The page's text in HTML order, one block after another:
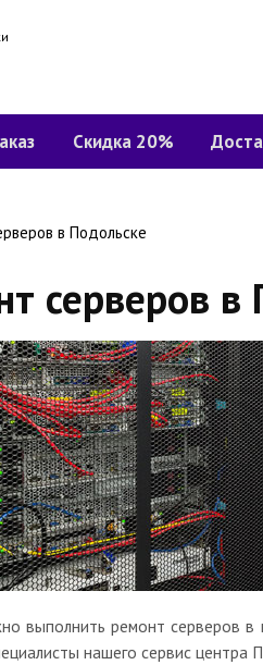
Скидка 20%
в Подольске
серверов в
выполнить ремонт серверов
нашего сервис центра